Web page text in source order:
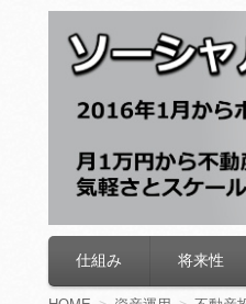
ソーシャル
コ
ン
仕組み 将来性